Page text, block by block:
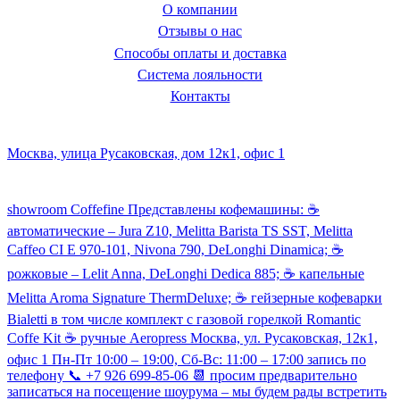
О компании
Отзывы о нас
Способы оплаты и доставка
Система лояльности
Контакты
Москва, улица Русаковская, дом 12к1, офис 1
showroom Coffefine Представлены кофемашины: ☕️
автоматические – Jura Z10, Melitta Barista TS SST, Melitta
Caffeo CI Е 970-101, Nivona 790, DeLonghi Dinamica; ☕️
рожковые – Lelit Anna, DeLonghi Dedica 885; ☕️ капельные
Melitta Aroma Signature ThermDeluxe; ☕️ гейзерные кофеварки
Bialetti в том числе комплект с газовой горелкой Romantic
Coffe Kit ☕️ ручные Aeropress Москва, ул. Русаковская, 12к1,
офис 1 Пн-Пт 10:00 – 19:00, Сб-Вс: 11:00 – 17:00 запись по
телефону 📞 +7 926 699-85-06 📆 просим предварительно
записаться на посещение шоурума – мы будем рады встретить